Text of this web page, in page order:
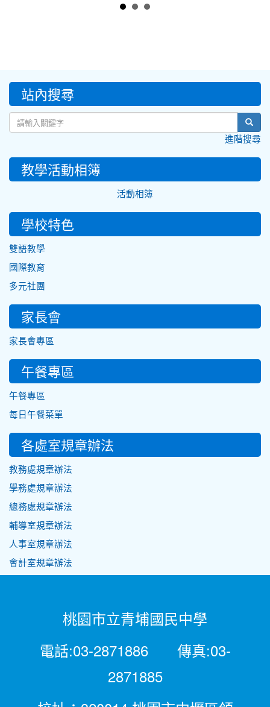
::: 站內搜尋
進階搜尋
教學活動相簿
活動相簿
學校特色
雙語教學
國際教育
多元社團
家長會
家長會專區
午餐專區
午餐專區
每日午餐菜單
各處室規章辦法
教務處規章辦法
學務處規章辦法
總務處規章辦法
輔導室規章辦法
人事室規章辦法
會計室規章辦法
桃園市立青埔國民中學
電話:03-2871886 傳真:03-
2871885